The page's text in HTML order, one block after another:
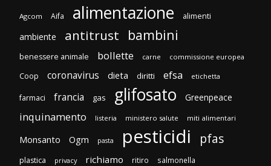
Agcom Aifa alimentazione alimenti
ambiente antitrust bambini
benessere animale bollette carne commissione europea
Coop coronavirus dieta diritti efsa etichetta
farmaci francia gas glifosato Greenpeace
inquinamento listeria ministero salute miti alimentari
Monsanto Ogm pasta pesticidi pfas
plastica privacy richiamo ritiro salmonella